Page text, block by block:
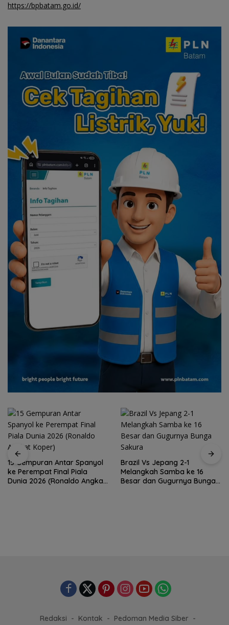
https://bpbatam.go.id/
15 Gempuran Antar Spanyol
ke Perempat Final Piala
Dunia 2026 (Ronaldo Angkat
Brazil Vs Jepang 2-1
Melangkah Samba ke 16
Besar dan Gugurnya Bunga
Redaksi Kontak Pedoman Media Siber